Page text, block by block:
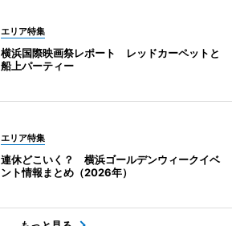
エリア特集
横浜国際映画祭レポート レッドカーペットと
船上パーティー
エリア特集
連休どこいく？ 横浜ゴールデンウィークイベ
ント情報まとめ（2026年）